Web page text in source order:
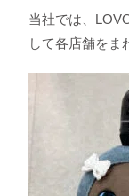
当社では、
して各店舗をま